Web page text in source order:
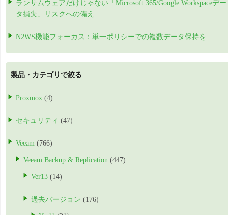
ランサムウェアだけじゃない「Microsoft 365/Google Workspaceデー
タ損失」リスクへの備え
N2WS機能フォーカス：単一ポリシーでの複数データ保持を
製品・カテゴリで絞る
Proxmox (4)
セキュリティ (47)
Veeam (766)
Veeam Backup & Replication (447)
Ver13 (14)
過去バージョン (176)